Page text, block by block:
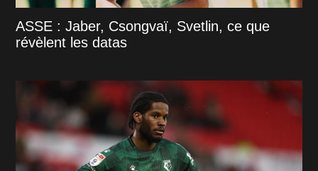
ASSE : Jaber, Csongvaï, Svetlin, ce que
révèlent les datas